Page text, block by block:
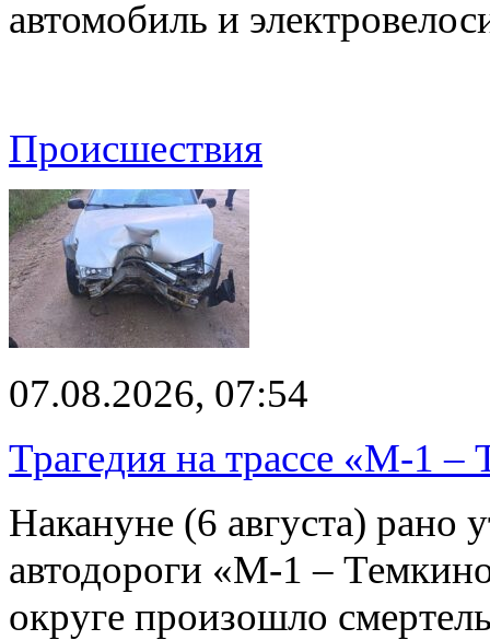
автомобиль и
Происшествия
07.08.2026, 07:54
Трагедия на трассе «М-1 –
Накануне (6 августа) рано
автодороги «М-1 –
округе произошло